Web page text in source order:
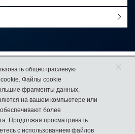
к нам за еще одной парой обуви
общеотраслевую
фрагменты данных,
более
с использованием файлов
×